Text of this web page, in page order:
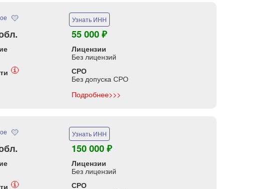
Узнать ИНН
55 000 ₽
Лицензии
Без лицензий
i
СРО
Без допуска СРО
Подробнее>>>
Узнать ИНН
150 000 ₽
Лицензии
Без лицензий
i
СРО